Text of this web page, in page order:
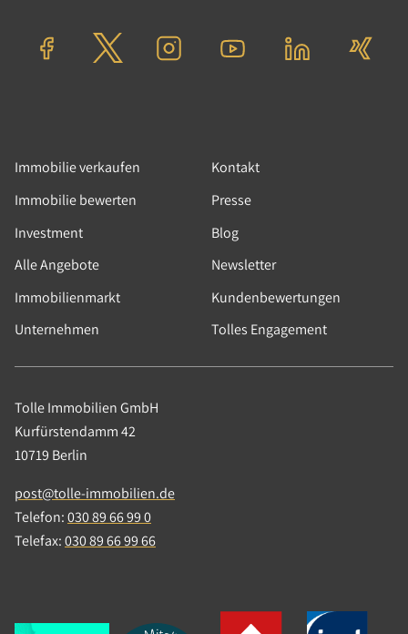
sie aus Unternehmersicht
unverzichtbar bleibt
Immobilienmakler und
große Aufmerksamkeit in der Branche. Was
politisch als Beitrag zum Bürokratieabbau
kritisch gesehen – auch von uns bei Tolle
Immobilien und Tolle Hausverwaltung.
22.07.2024|News| Investment, Gewerbe,
Marktentwicklung, Berlin, Immobilienkauf,
Immobilienverkauf , Immobilienvermarktung,
Investmentimmobilien, Kapitalanlage
Immobilie verkaufen
Immobilie bewerten
Investment
Alle Angebote
Immobilienmarkt
Unternehmen
Kontakt
Presse
Blog
Newsletter
Kundenbewertungen
Tolles Engagement
Tolle Immobilien GmbH
Kurfürstendamm 42
10719 Berlin
post@tolle-immobilien.de
Telefon:030 89 66 99 0
Telefax:030 89 66 99 66